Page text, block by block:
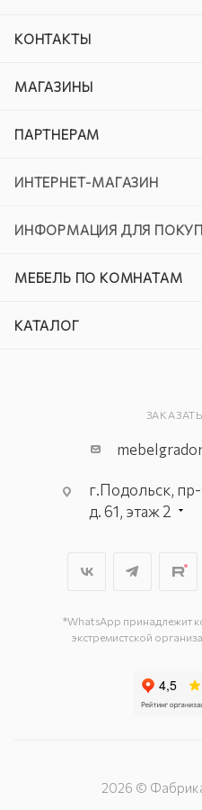
КОНТАКТЫ
МАГАЗИНЫ
ПАРТНЕРАМ
ИНТЕРНЕТ-МАГАЗИН
ИНФОРМАЦИЯ ДЛЯ
МЕБЕЛЬ ПО КОМНАТАМ
КАТАЛОГ
г.Подольск,
д. 61, этаж 2
г. Подольск, ул.
*WhatsApp принадлежит
экстремистской
2026 ©